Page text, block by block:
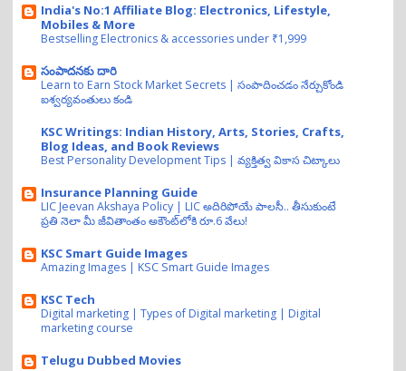
India's No:1 Affiliate Blog: Electronics, Lifestyle,
Mobiles & More
Bestselling Electronics & accessories under ₹1,999
సంపాదనకు దారి
Learn to Earn Stock Market Secrets | సంపాదించడం నేర్చుకోండి
ఐశ్వర్యవంతులు కండి
KSC Writings: Indian History, Arts, Stories, Crafts,
Blog Ideas, and Book Reviews
Best Personality Development Tips | వ్యక్తిత్వ వికాస చిట్కాలు
Insurance Planning Guide
LIC Jeevan Akshaya Policy | LIC అదిరిపోయే పాలసీ.. తీసుకుంటే
ప్రతి నెలా మీ జీవితాంతం అకౌంట్‌లోకి రూ.6 వేలు!
KSC Smart Guide Images
Amazing Images | KSC Smart Guide Images
KSC Tech
Digital marketing | Types of Digital marketing | Digital
marketing course
Telugu Dubbed Movies